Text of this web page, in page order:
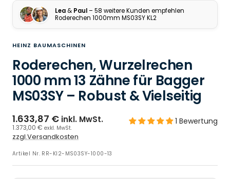
Lea & Paul
Roderechen 1000mm MS03SY KL2
HEINZ BAUMASCHINEN
Roderechen, Wurzelrechen
1000 mm 13 Zähne für Bagger
MS03SY – Robust & Vielseitig
1.633,87 € inkl. MwSt.
1.373,00 € exkl. MwSt.
1 Bewertung
zzgl.Versandkosten
Artikel Nr. RR-Kl2-MS03SY-1000-13